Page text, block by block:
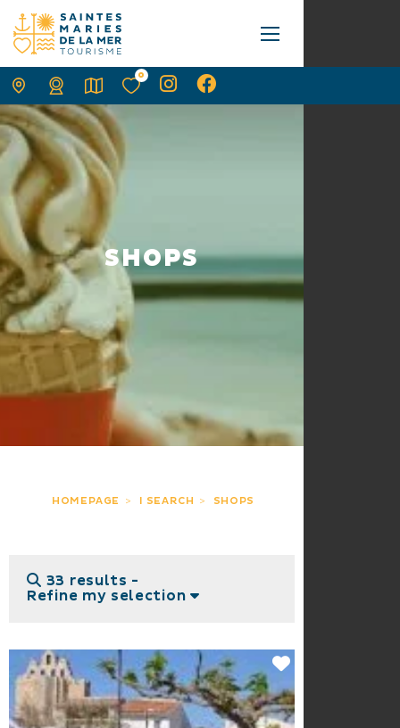
SHOPS
HOMEPAGE I SEARCH SHOPS
33 results -
Refine my selection
0